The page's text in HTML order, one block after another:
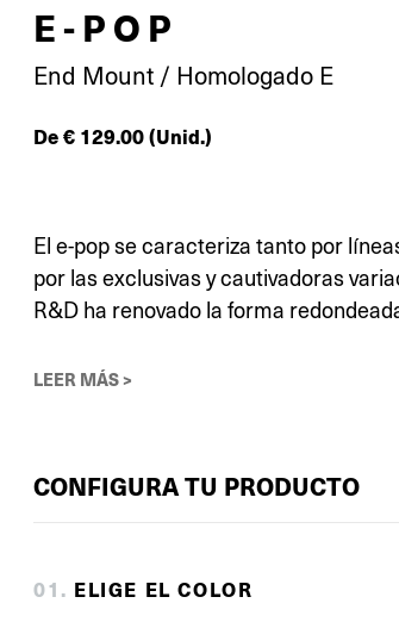
E-POP
End Mount / Homologado E
De€ 129.00(Unid.)
El e-pop se caracteriza tanto por
por las exclusivas y cautivadoras
R&D ha renovado la forma
LEER MÁS >
CONFIGURA TU PRODUCTO
01 . ELIGE EL COLOR